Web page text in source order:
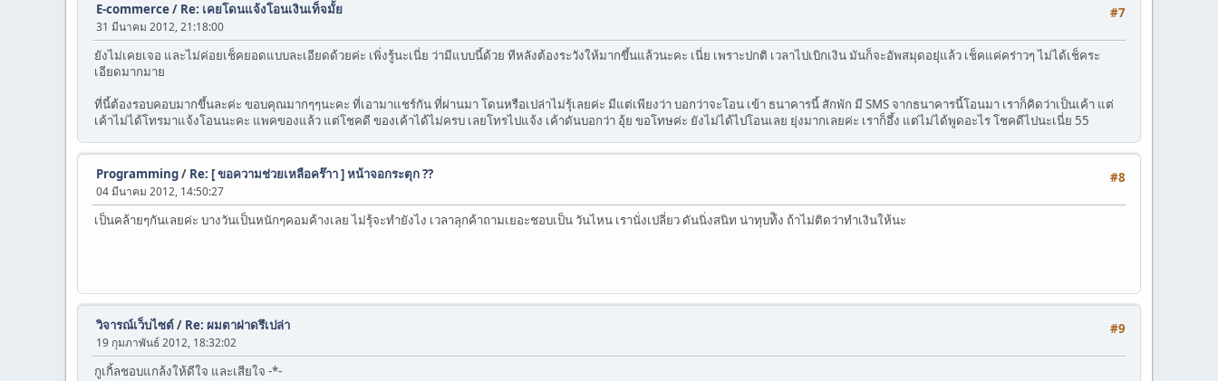
#7
E-commerce/ Re: เคยโดนแจ้งโอนเงินเท็จมั้ย
31 มีนาคม 2012, 21:18:00
ยังไม่เคยเจอ และไม่ค่อยเช็คยอดแบบละเอียดด้วยค่ะ เพิ่งรู้นะเนี่ย ว่ามีแบบนี้ด้วย ทีหลังต้องระวังให้มากขึ้นแล้วนะคะ เนี่ย เพราะปกติ เวลาไปเบิกเงิน มันก็จะอัพสมุดอยุ่แล้ว เช็คแค่คร่าวๆ ไม่ได้เช็คระ
เอียดมากมาย
ที่นี้ต้องรอบคอบมากขึ้นละค่ะ ขอบคุณมากๆๆนะคะ ที่เอามาแชร์กัน ที่ผ่านมา โดนหรือเปล่าไม่รุ้เลยค่ะ มีแต่เพียงว่า บอกว่าจะโอน เข้า ธนาคารนี้ สักพัก มี SMS จากธนาคารนี้โอนมา เราก็คิดว่าเป็นเค้า แต่
เค้าไม่ได้โทรมาแจ้งโอนนะคะ แพคของแล้ว แต่โชคดี ของเค้าได้ไม่ครบ เลยโทรไปแจ้ง เค้าดันบอกว่า อุ้ย ขอโทษค่ะ ยังไม่ได้ไปโอนเลย ยุ่งมากเลยค่ะ เราก็อึ้ง แต่ไม่ได้พูดอะไร โชคดีไปนะเนี่ย 55
#8
Programming/ Re: [ ขอความช่วยเหลือคร๊าา ] หน้าจอกระตุก ??
04 มีนาคม 2012, 14:50:27
เป็นคล้ายๆกันเลยค่ะ บางวันเป็นหนักๆคอมค้างเลย ไม่รุ้จะทำยังไง เวลาลุกค้าถามเยอะชอบเป็น วันไหน เรานั่งเปลี่ยว ดันนิ่งสนิท น่าทุบท้ิง ถ้าไม่ติดว่าทำเงินให้นะ
#9
วิจารณ์เว็บไซต์/ Re: ผมตาฝาดรึเปล่า
19 กุมภาพันธ์ 2012, 18:32:02
กูเกิ้ลชอบแกล้งให้ดีใจ และเสียใจ -*-